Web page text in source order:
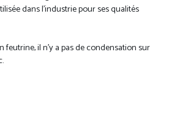
dans l'industrie pour ses qualités
feutrine, il n'y a pas de condensation sur